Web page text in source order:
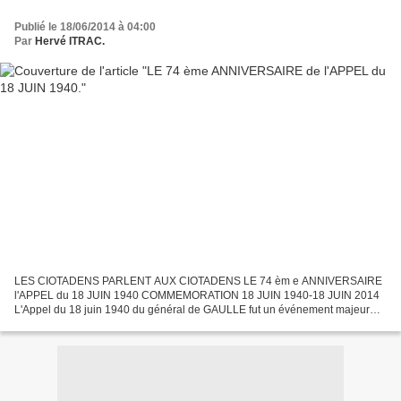
Publié le 18/06/2014 à 04:00
Par Hervé ITRAC.
LES CIOTADENS PARLENT AUX CIOTADENS LE 74 èm e ANNIVERSAIRE
l'APPEL du 18 JUIN 1940 COMMEMORATION 18 JUIN 1940-18 JUIN 2014
L'Appel du 18 juin 1940 du général de GAULLE fut un événement majeur